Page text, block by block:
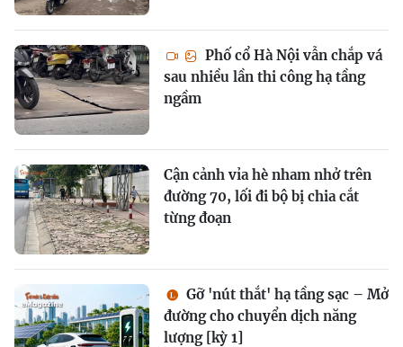
Phố cổ Hà Nội vẫn chắp vá
sau nhiều lần thi công hạ tầng
ngầm
Cận cảnh vỉa hè nham nhở trên
đường 70, lối đi bộ bị chia cắt
từng đoạn
Gỡ 'nút thắt' hạ tầng sạc – Mở
đường cho chuyển dịch năng
lượng [kỳ 1]